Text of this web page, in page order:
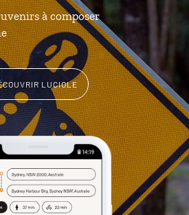
à composer
LUCIOLE